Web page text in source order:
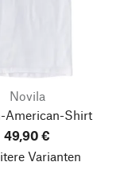
Novila
American-Shirt
49,90 €
Varianten